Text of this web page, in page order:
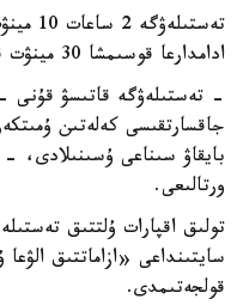
ادامدارعا قوسىمشا 30 مينۋت قاراستىرىلعان.
بايقاۋ سىناعى ۇسىنىلادى،
ورتالىعى.
سايتىنداعى «ازاماتتىق
قولجەتىمدى.